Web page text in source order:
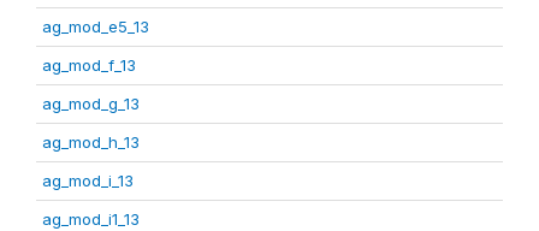
ag_mod_e5_13
ag_mod_f_13
ag_mod_g_13
ag_mod_h_13
ag_mod_i_13
ag_mod_i1_13